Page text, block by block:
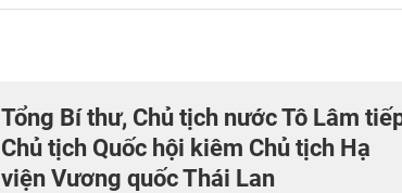
Tổng Bí thư, Chủ tịch nước Tô Lâm
Chủ tịch Quốc hội kiêm Chủ tịch Hạ
viện Vương quốc Thái Lan